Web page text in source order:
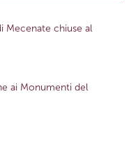
Mecenate chiuse al
ai Monumenti del